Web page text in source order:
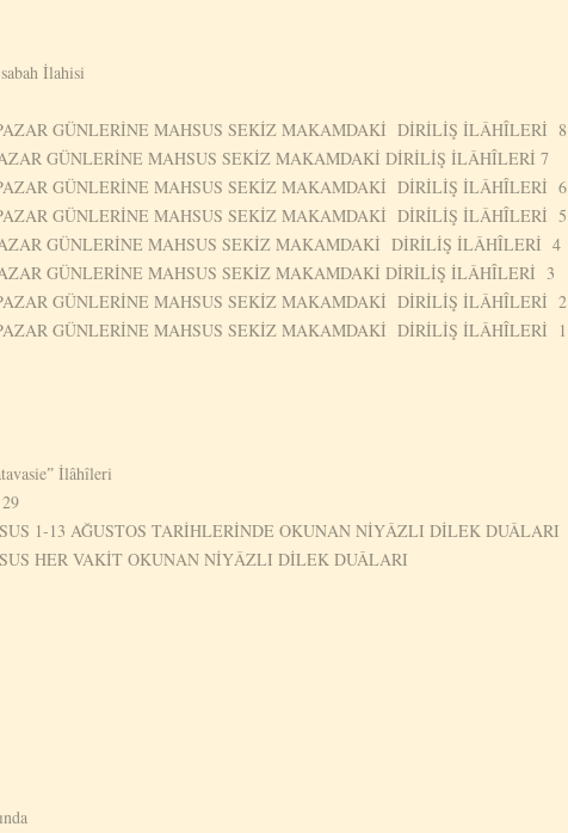
İlahisi
GÜNLERİNE MAHSUS SEKİZ MAKAMDAKİ DİRİLİŞ İLÂHÎLERİ 8
GÜNLERİNE MAHSUS SEKİZ MAKAMDAKİ DİRİLİŞ İLÂHÎLERİ 7
GÜNLERİNE MAHSUS SEKİZ MAKAMDAKİ DİRİLİŞ İLÂHÎLERİ 6
GÜNLERİNE MAHSUS SEKİZ MAKAMDAKİ DİRİLİŞ İLÂHÎLERİ 5
GÜNLERİNE MAHSUS SEKİZ MAKAMDAKİ DİRİLİŞ İLÂHÎLERİ 4
GÜNLERİNE MAHSUS SEKİZ MAKAMDAKİ DİRİLİŞ İLÂHÎLERİ 3
GÜNLERİNE MAHSUS SEKİZ MAKAMDAKİ DİRİLİŞ İLÂHÎLERİ 2
GÜNLERİNE MAHSUS SEKİZ MAKAMDAKİ DİRİLİŞ İLÂHÎLERİ 1
İlâhîleri
1-13 AĞUSTOS TARİHLERİNDE OKUNAN NİYÂZLI DİLEK DUÂLARI
HER VAKİT OKUNAN NİYÂZLI DİLEK DUÂLARI